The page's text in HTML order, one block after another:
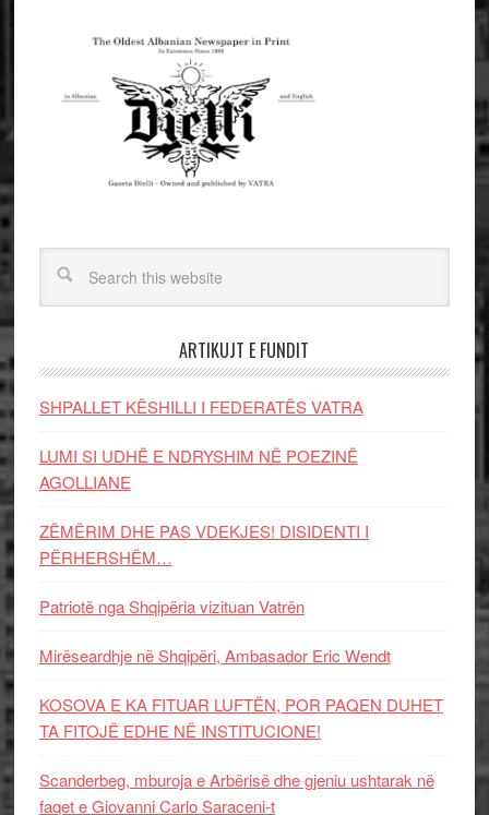
ARTIKUJT E FUNDIT
SHPALLET KËSHILLI I FEDERATËS VATRA
LUMI SI UDHË E NDRYSHIM NË POEZINË
AGOLLIANE
ZËMËRIM DHE PAS VDEKJES! DISIDENTI I
PËRHERSHËM…
Patriotë nga Shqipëria vizituan Vatrën
Mirëseardhje në Shqipëri, Ambasador Eric Wendt
KOSOVA E KA FITUAR LUFTËN, POR PAQEN DUHET
TA FITOJË EDHE NË INSTITUCIONE!
Scanderbeg, mburoja e Arbërisë dhe gjeniu ushtarak në
faqet e Giovanni Carlo Saraceni-t